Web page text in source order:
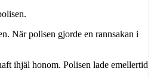
När polisen gjorde en rannsakan i
ihjäl honom. Polisen lade emellertid